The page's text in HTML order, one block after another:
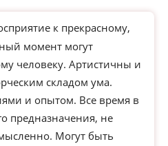
к прекрасному,
момент могут
человеку. Артистичны и
складом ума.
и опытом. Все время в
предназначения, не
Могут быть